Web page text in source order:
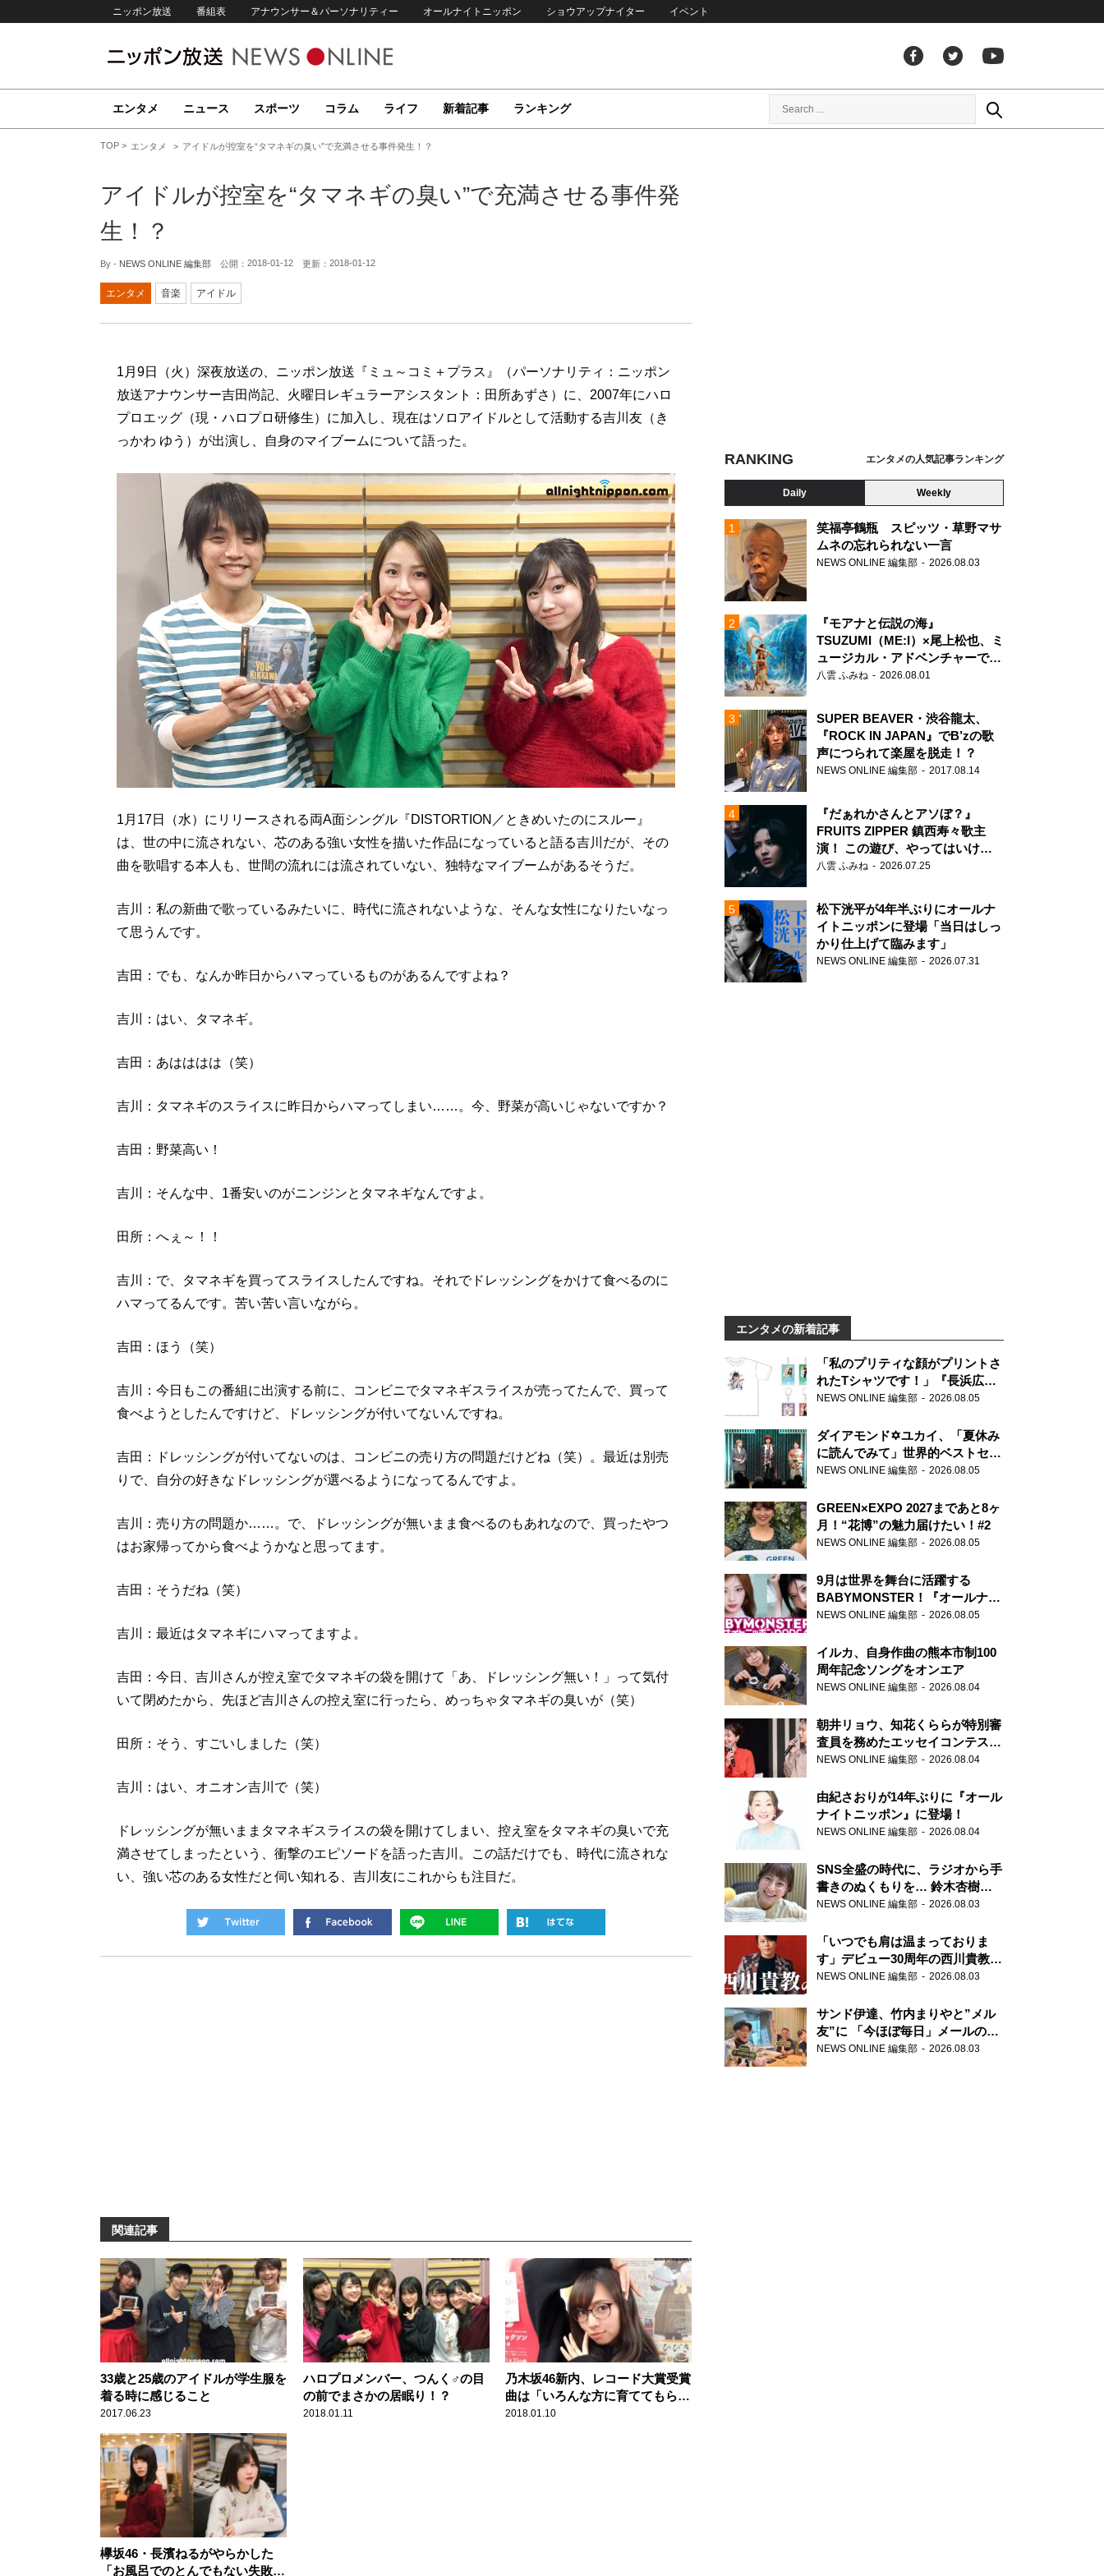
ニッポン放送 番組表 アナウンサー＆パーソナリティー オールナイトニッポン ショウアップナイター イベント
エンタメ ニュース スポーツ コラム ライフ 新着記事 ランキング
TOP エンタメ アイドルが控室を“タマネギの臭い”で充満させる事件発生！？
アイドルが控室を“タマネギの臭い”で充満させる事件発
生！？
By - NEWS ONLINE 編集部 公開： 2018-01-12 更新： 2018-01-12
エンタメ 音楽 アイドル
1月9日（火）深夜放送の、ニッポン放送『ミュ～コミ＋プラス』（パーソナリティ：ニッポン
放送アナウンサー吉田尚記、火曜日レギュラーアシスタント：田所あずさ）に、2007年にハロ
プロエッグ（現・ハロプロ研修生）に加入し、現在はソロアイドルとして活動する吉川友（き
っかわ ゆう）が出演し、自身のマイブームについて語った。
1月17日（水）にリリースされる両A面シングル『DISTORTION／ときめいたのにスルー』
は、世の中に流されない、芯のある強い女性を描いた作品になっていると語る吉川だが、その
曲を歌唱する本人も、世間の流れには流されていない、独特なマイブームがあるそうだ。
吉川：私の新曲で歌っているみたいに、時代に流されないような、そんな女性になりたいなっ
て思うんです。
吉田：でも、なんか昨日からハマっているものがあるんですよね？
吉川：はい、タマネギ。
吉田：あはははは（笑）
吉川：タマネギのスライスに昨日からハマってしまい……。今、野菜が高いじゃないですか？
吉田：野菜高い！
吉川：そんな中、1番安いのがニンジンとタマネギなんですよ。
田所：へぇ～！！
吉川：で、タマネギを買ってスライスしたんですね。それでドレッシングをかけて食べるのに
ハマってるんです。苦い苦い言いながら。
吉田：ほう（笑）
吉川：今日もこの番組に出演する前に、コンビニでタマネギスライスが売ってたんで、買って
食べようとしたんですけど、ドレッシングが付いてないんですね。
吉田：ドレッシングが付いてないのは、コンビニの売り方の問題だけどね（笑）。最近は別売
りで、自分の好きなドレッシングが選べるようになってるんですよ。
吉川：売り方の問題か……。で、ドレッシングが無いまま食べるのもあれなので、買ったやつ
はお家帰ってから食べようかなと思ってます。
吉田：そうだね（笑）
吉川：最近はタマネギにハマってますよ。
吉田：今日、吉川さんが控え室でタマネギの袋を開けて「あ、ドレッシング無い！」って気付
いて閉めたから、先ほど吉川さんの控え室に行ったら、めっちゃタマネギの臭いが（笑）
田所：そう、すごいしました（笑）
吉川：はい、オニオン吉川で（笑）
ドレッシングが無いままタマネギスライスの袋を開けてしまい、控え室をタマネギの臭いで充
満させてしまったという、衝撃のエピソードを語った吉川。この話だけでも、時代に流されな
い、強い芯のある女性だと伺い知れる、吉川友にこれからも注目だ。
関連記事
33歳と25歳のアイドルが学生服を
着る時に感じること
2017.06.23
ハロプロメンバー、つんく♂の目
の前でまさかの居眠り！？
2018.01.11
乃木坂46新内、レコード大賞受賞
曲は「いろんな方に育ててもらっ
た曲」
2018.01.10
欅坂46・長濱ねるがやらかした
「お風呂でのとんでもない失敗」
RANKING エンタメの人気記事ランキング
Daily Weekly
笑福亭鶴瓶 スピッツ・草野マサ
ムネの忘れられない一言
NEWS ONLINE 編集部 2026.08.03
『モアナと伝説の海』
TSUZUMI（ME:I）×尾上松也、ミ
ュージカル・アドベンチャーで美
声を響かせる
八雲 ふみね 2026.08.01
SUPER BEAVER・渋谷龍太、
『ROCK IN JAPAN』でB’zの歌
声につられて楽屋を脱走！？
NEWS ONLINE 編集部 2017.08.14
『だぁれかさんとアソぼ？』
FRUITS ZIPPER 鎮西寿々歌主
演！ この遊び、やってはいけま
せん。
八雲 ふみね 2026.07.25
松下洸平が4年半ぶりにオールナ
イトニッポンに登場「当日はしっ
かり仕上げて臨みます」
NEWS ONLINE 編集部 2026.07.31
エンタメの新着記事
「私のプリティな顔がプリントさ
れたTシャツです！」『長浜広奈
天下無双』初の番組グッズ発売
NEWS ONLINE 編集部 2026.08.05
ダイアモンド✡ユカイ、「夏休み
に読んでみて」世界的ベストセラ
ー『アナスタシア』を紹介
NEWS ONLINE 編集部 2026.08.05
GREEN×EXPO 2027まであと8ヶ
月！“花博”の魅力届けたい！#2
NEWS ONLINE 編集部 2026.08.05
9月は世界を舞台に活躍する
BABYMONSTER！『オールナイ
トニッポンPODCAST』月替わり
NEWS ONLINE 編集部 2026.08.05
イルカ、自身作曲の熊本市制100
周年記念ソングをオンエア
NEWS ONLINE 編集部 2026.08.04
朝井リョウ、知花くららが特別審
査員を務めたエッセイコンテスト
の特別番組「#いまあなたに伝え
NEWS ONLINE 編集部 2026.08.04
由紀さおりが14年ぶりに『オール
ナイトニッポン』に登場！
NEWS ONLINE 編集部 2026.08.04
SNS全盛の時代に、ラジオから手
書きのぬくもりを… 鈴木杏樹の
直筆はがきが届く！
郵便局
NEWS ONLINE 編集部 2026.08.03
「いつでも肩は温まっておりま
す」デビュー30周年の西川貴教が
『オールナイトニッポン』に登
NEWS ONLINE 編集部 2026.08.03
サンド伊達、竹内まりやと”メル
友”に 「今ほぼ毎日」メールのや
り取り明かす
NEWS ONLINE 編集部 2026.08.03